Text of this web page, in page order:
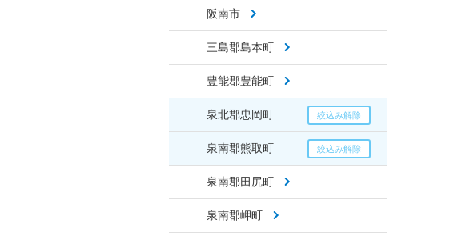
阪南市
三島郡島本町
豊能郡豊能町
泉北郡忠岡町
泉南郡熊取町
泉南郡田尻町
泉南郡岬町